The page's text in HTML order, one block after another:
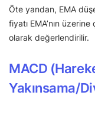
Öte yandan, EMA
fiyatı EMA’nın
olarak değerlendirilir.
MACD
Yakınsama/